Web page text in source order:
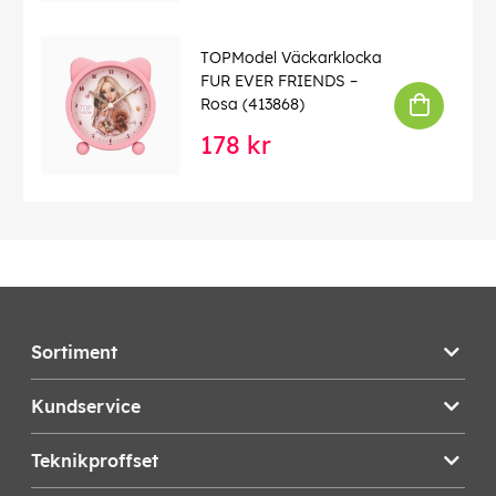
TOPModel Väckarklocka
FUR EVER FRIENDS –
Rosa (413868)
178 kr
Sortiment
Kundservice
Teknikproffset